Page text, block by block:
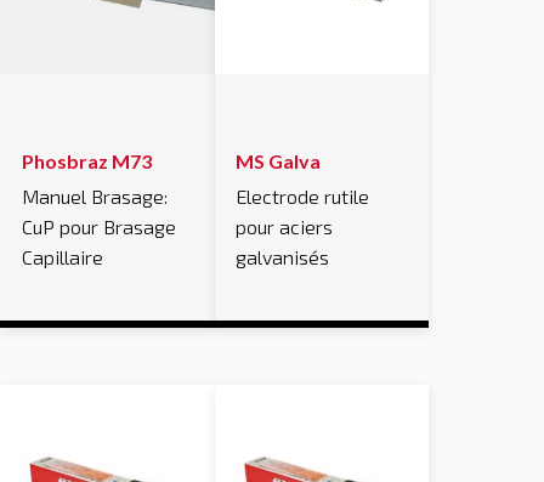
Phosbraz M73
Manuel Brasage:
CuP pour Brasage
Capillaire
MS Galva
Electrode rutile
pour aciers
galvanisés